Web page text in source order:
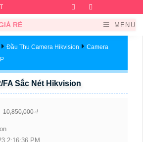
Facebook
RẺ MENU
Đầu Thu Camera Hikvision
Camera
FA Sắc Nét Hikvision
10,850,000 ₫
2:16:36 PM